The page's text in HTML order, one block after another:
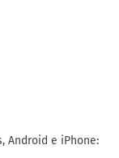
Android e iPhone: